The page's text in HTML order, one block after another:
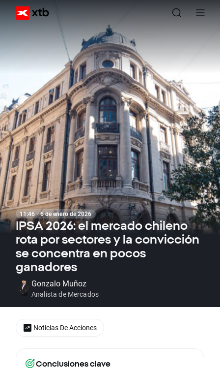
11:46 · 6 de enero de 2026
IPSA 2026: el mercado chileno
rota por sectores y la convicción
se concentra en pocos
ganadores
Gonzalo Muñoz
Analista de Mercados
Conclusiones clave
Noticias De Acciones